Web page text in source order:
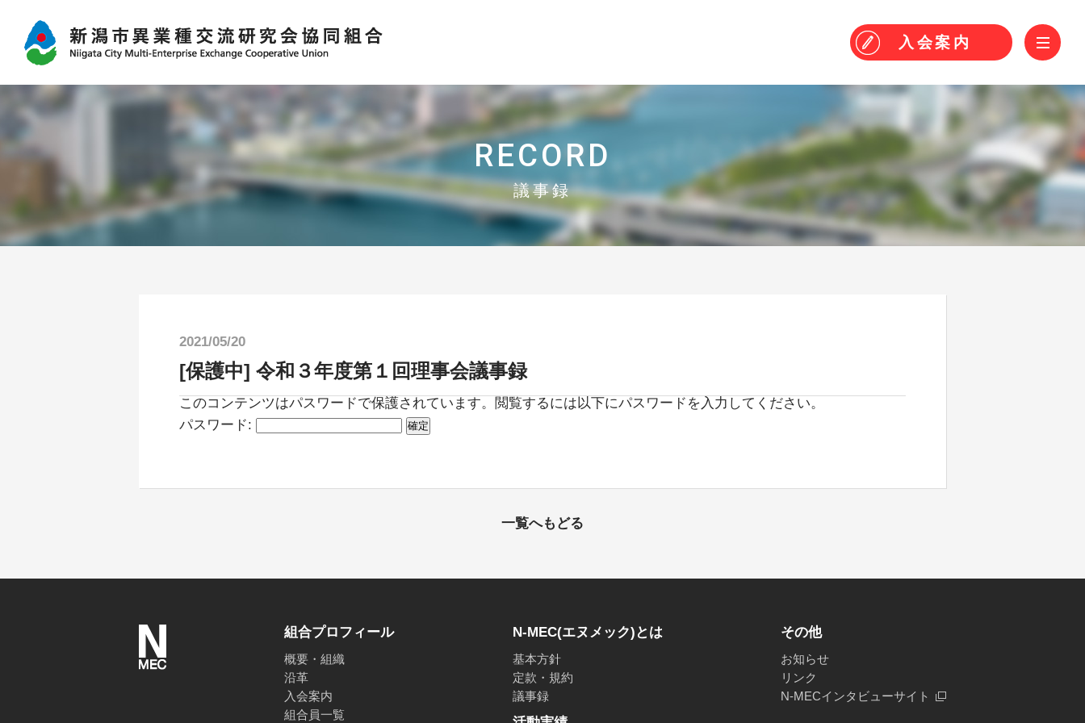
入会案内
RECORD
議事録
2021/05/20
[保護中] 令和３年度第１回理事会議事録
このコンテンツはパスワードで保護されています。閲覧するには以下にパスワードを入力してください。
パスワード:
一覧へもどる
組合プロフィール
概要・組織
沿革
入会案内
組合員一覧
N-MEC(エヌメック)とは
基本方針
定款・規約
議事録
その他
お知らせ
リンク
N-MECインタビューサイト